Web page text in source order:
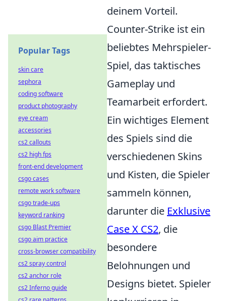
deinem Vorteil.
Counter-Strike ist ein
beliebtes Mehrspieler-
Spiel, das taktisches
Gameplay und
Teamarbeit erfordert.
Ein wichtiges Element
des Spiels sind die
verschiedenen Skins
und Kisten, die Spieler
sammeln können,
darunter die Exklusive
Case X CS2, die
besondere
Belohnungen und
Designs bietet. Spieler
Popular Tags
skin care
sephora
coding software
product photography
eye cream
accessories
cs2 callouts
cs2 high fps
front-end development
csgo cases
remote work software
csgo trade-ups
keyword ranking
csgo Blast Premier
csgo aim practice
cross-browser compatibility
cs2 spray control
cs2 anchor role
cs2 Inferno guide